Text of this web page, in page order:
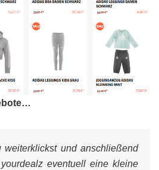
weiterklickst und anschließend
eventuell eine kleine